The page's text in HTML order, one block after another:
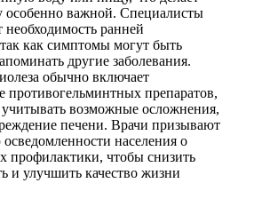
особенно важной. Специалисты
ранней
как симптомы могут быть
другие заболевания.
обычно включает
противогельминтных препаратов,
возможные осложнения,
печени. Врачи призывают
населения о
профилактики, чтобы снизить
и улучшить качество жизни